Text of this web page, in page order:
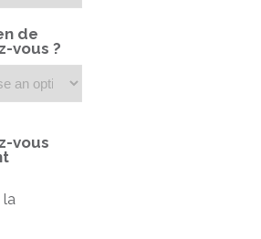
de
vous ?
vous